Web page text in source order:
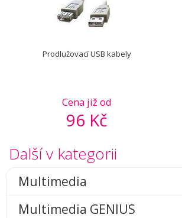
Cena již od
96 Kč
Prodlužovací USB kabely
Další v kategorii
Multimedia
Multimedia GENIUS